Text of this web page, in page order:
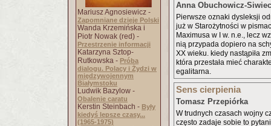
Mariusz Agnosiewicz -
Zapomniane dzieje Polski
Wanda Krzemińska i
Piotr Nowak (red) -
Przestrzenie informacji
Katarzyna Sztop-
Rutkowska - Próba
dialogu. Polacy i Żydzi w
międzywojennym
Białymstoku
Ludwik Bazylow -
Obalenie caratu
Kerstin Steinbach - Były
kiedyś lepsze czasy...
(1965-1975)
Anna Obuchowicz-Siwiec
Pierwsze oznaki dysleksji
już w Starożytności w
Maximusa w I w. n.e., lecz
nią przypada dopiero na
XX wieku. kiedy nastąpiła
która przestała mieć
egalitarna.
Sens cierpienia
Tomasz Przepiórka
W trudnych czasach wojny
często zadaje sobie to